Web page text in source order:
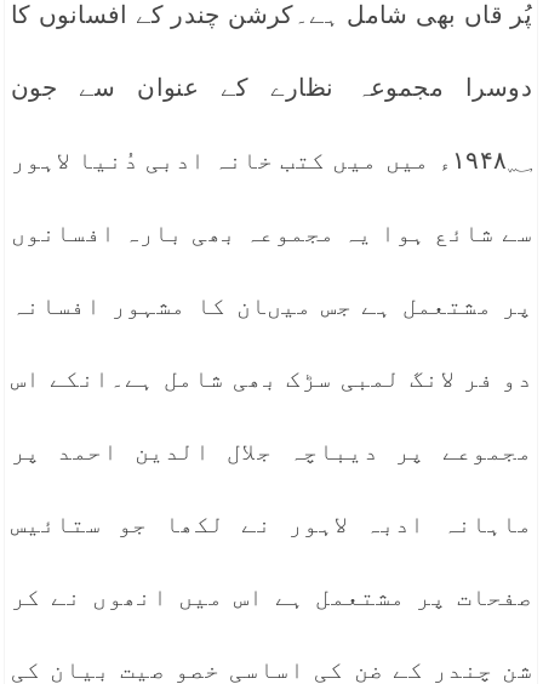
پُر قاں بھی شامل ہے۔کرشن چندر کے افسانوں کا
دوسرا مجموعہ نظارے کے عنوان سے جون
۱۹۴۸؁ء میں میں کتب خانہ ادبی دُنیا لاہور
سے شائع ہوا یہ مجموعہ بھی بارہ افسانوں
پر مشتعمل ہے جس میںان کا مشہور افسانہ
دو فر لانگ لمبی سڑک بھی شامل ہے۔انکے اس
مجموعے پر دیباچہ جلال الدین احمد پر
ماہانہ ادبہ لاہور نے لکھا جو ستائیس
صفحات پر مشتعمل ہے اس میں انھوں نے کر
شن چندر کے ضن کی اساسی خصو صیت بیان کی